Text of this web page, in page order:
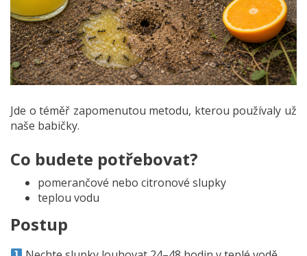
Jde o téměř zapomenutou metodu, kterou používaly už
naše babičky.
Co budete potřebovat?
pomerančové nebo citronové slupky
teplou vodu
Postup